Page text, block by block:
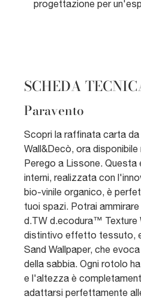
progettazione per
SCHEDA
Paravento
Scopri la raffinata carta
Wall&Decò, ora
Perego a Lissone. Questa
interni, realizzata con
bio-vinile organico, è
tuoi spazi. Potrai
d.TW d.ecodura™ Texture
distintivo effetto tessuto,
Sand Wallpaper, che
della sabbia. Ogni rotolo
e l'altezza è
adattarsi perfettamente